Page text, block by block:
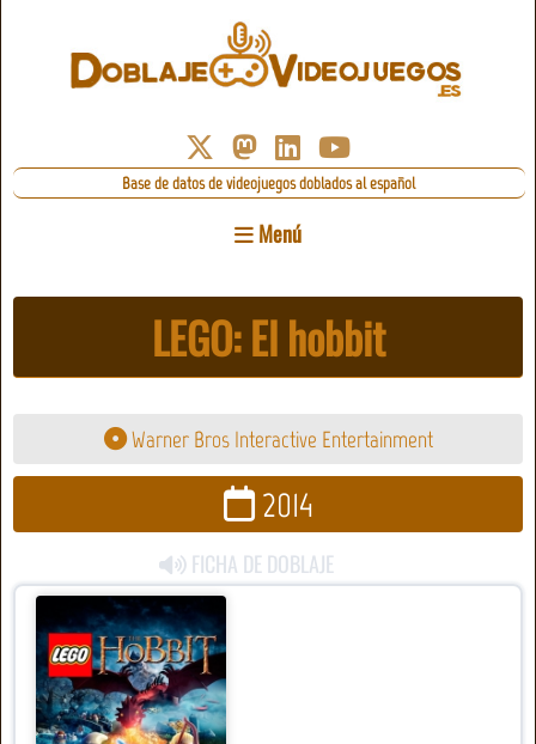
Base de datos de videojuegos doblados al español
Menú
LEGO: El hobbit
Warner Bros Interactive Entertainment
2014
FICHA DE DOBLAJE